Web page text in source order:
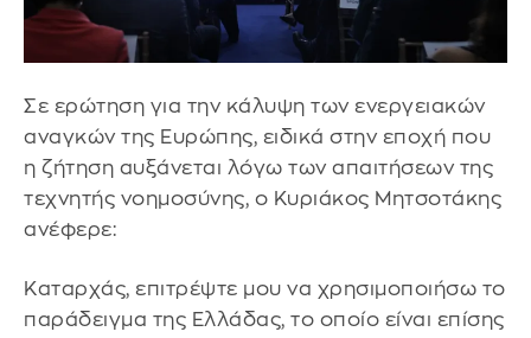
Σε ερώτηση για την κάλυψη των ενεργειακών
αναγκών της Ευρώπης, ειδικά στην εποχή που
η ζήτηση αυξάνεται λόγω των απαιτήσεων της
τεχνητής νοημοσύνης, ο Κυριάκος Μητσοτάκης
ανέφερε:
Καταρχάς, επιτρέψτε μου να χρησιμοποιήσω το
παράδειγμα της Ελλάδας, το οποίο είναι επίσης